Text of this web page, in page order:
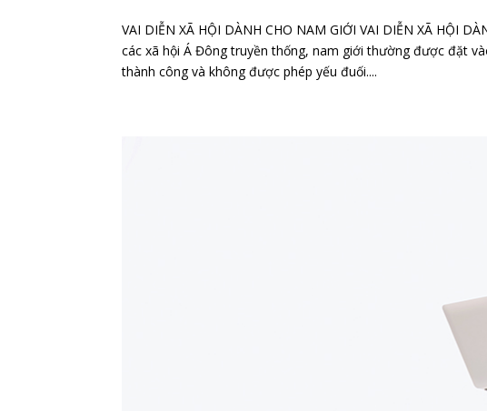
VAI DIỄN XÃ HỘI DÀNH CHO NAM GIỚI VAI DIỄN XÃ HỘI
các xã hội Á Đông truyền thống, nam giới thường được đặt
thành công và không được phép yếu đuối....